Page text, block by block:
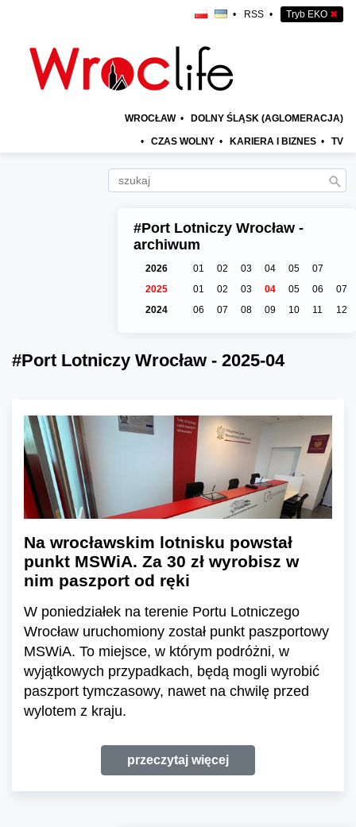
• RSS • Tryb EKO ✖
WROCŁAW • DOLNY ŚLĄSK (AGLOMERACJA)
• CZAS WOLNY • KARIERA I BIZNES • TV
#Port Lotniczy Wrocław -
archiwum
2026 01 02 03 04 05
07
2025
01 02 03 04 05 06
07
2024
06 07 08 09 10 11 12
#Port Lotniczy Wrocław - 2025-04
Na wrocławskim lotnisku powstał
punkt MSWiA. Za 30 zł wyrobisz w
nim paszport od ręki
W poniedziałek na terenie Portu Lotniczego
Wrocław uruchomiony został punkt paszportowy
MSWiA. To miejsce, w którym podróżni, w
wyjątkowych przypadkach, będą mogli wyrobić
paszport tymczasowy, nawet na chwilę przed
wylotem z kraju.
przeczytaj więcej